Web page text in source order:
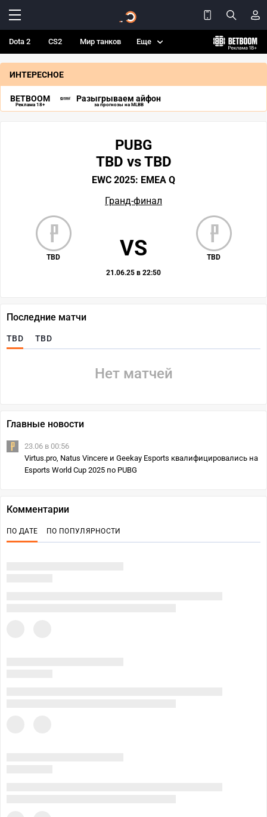
Dota 2 CS2 Мир танков Еще
ИНТЕРЕСНОЕ
BETBOOM
Реклама 18+
Разыгрываем айфон
за прогнозы на MLBB
PUBG
TBD vs TBD
EWC 2025: EMEA Q
Гранд-финал
TBD TBD
VS
21.06.25 в 22:50
Последние матчи
TBD TBD
Нет матчей
Главные новости
23.06 в 00:56
Virtus.pro, Natus Vincere и Geekay Esports квалифицировались на
Esports World Cup 2025 по PUBG
Комментарии
ПО ДАТЕ ПО ПОПУЛЯРНОСТИ